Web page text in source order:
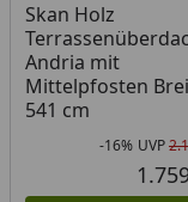
Skan Holz
Andria mit
Mittelpfosten
541 cm
-16% UVP